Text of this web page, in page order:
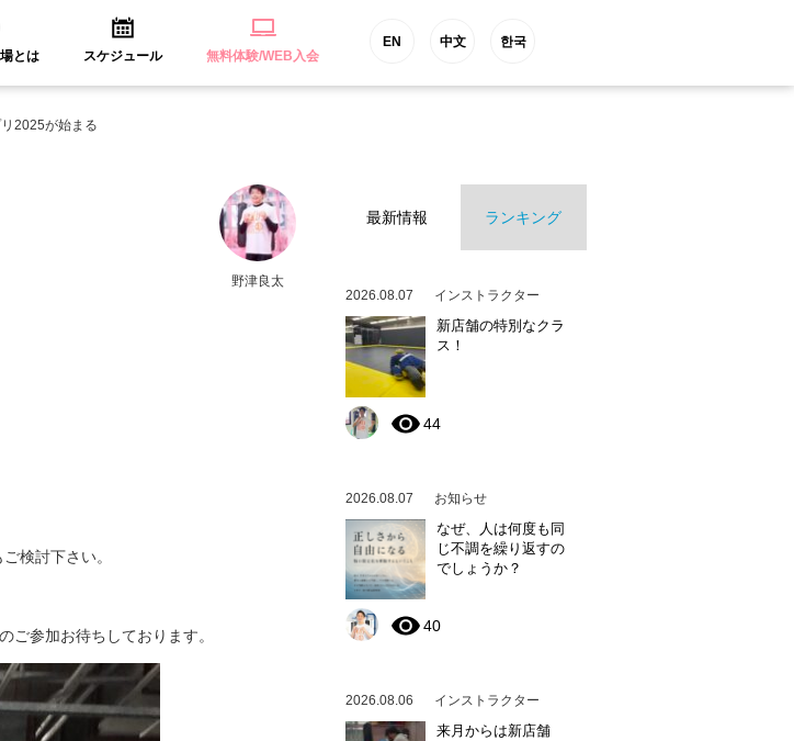
とは スケジュール 無料体験/WEB入会
EN 中文 한국
2025が始まる
野津良太
検討下さい。
ご参加お待ちしております。
最新情報 ランキング
2026.08.07 インストラクター
新店舗の特別なクラ
ス！
44
2026.08.07 お知らせ
なぜ、人は何度も同
じ不調を繰り返すの
でしょうか？
40
2026.08.06 インストラクター
来月からは新店舗